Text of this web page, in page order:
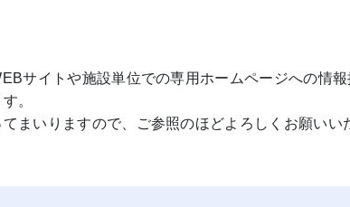
サイトや施設単位での専用ホームページへの情
。
まいりますので、ご参照のほどよろしくお願いい